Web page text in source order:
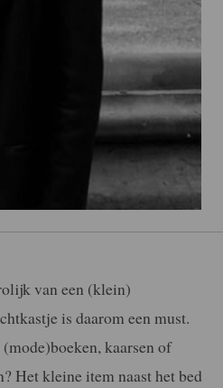
van een (klein)
is daarom een must.
kaarsen of
Het kleine item naast het bed